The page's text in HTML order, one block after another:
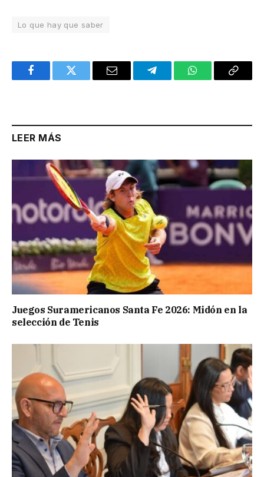
Lo que hay que saber
FacebookTwitter Email TelegramWhatsAppCopy
LEER MÁS
Juegos Suramericanos Santa Fe 2026: Midón en la
selección de Tenis